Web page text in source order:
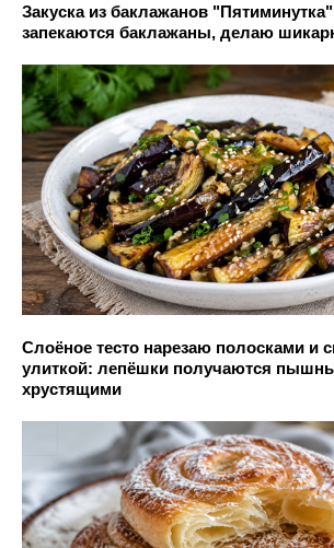
Закуска из баклажанов
запекаются баклажаны, делаю
Слоёное тесто нарезаю полосками и
улиткой: лепёшки получаются
хрустящими